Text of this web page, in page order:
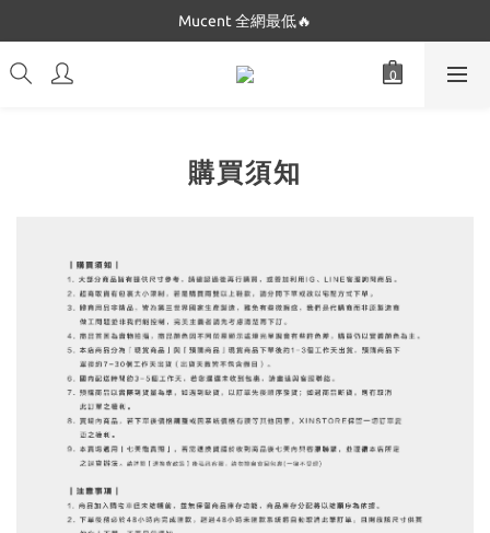
Dickies 最低$280起🔥
Mucent 全網最低🔥
Dickies 最低$280起🔥
購買須知